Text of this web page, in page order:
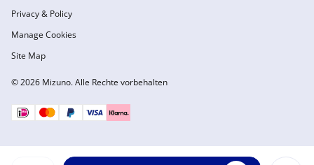
© 2026 Mizuno. Alle Rechte vorbehalten
Privacy & Policy
Manage Cookies
Site Map